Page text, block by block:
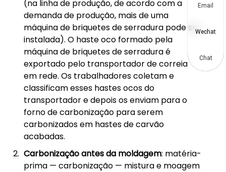
(na linha de produção, de acordo com a
demanda de produção, mais de uma
máquina de briquetes de serradura pode ser
instalada). O haste oco formado pela
máquina de briquetes de serradura é
exportado pelo transportador de correia
em rede. Os trabalhadores coletam e
classificam esses hastes ocos do
transportador e depois os enviam para o
forno de carbonização para serem
carbonizados em hastes de carvão
acabadas.
Carbonização antes da moldagem: matéria-
prima — carbonização — mistura e moagem
Email
Wechat
Chat